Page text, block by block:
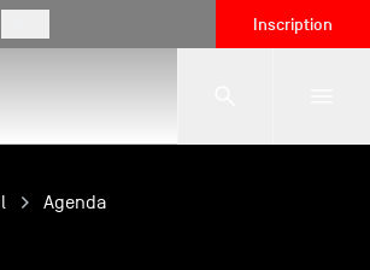
Inscription
Agenda